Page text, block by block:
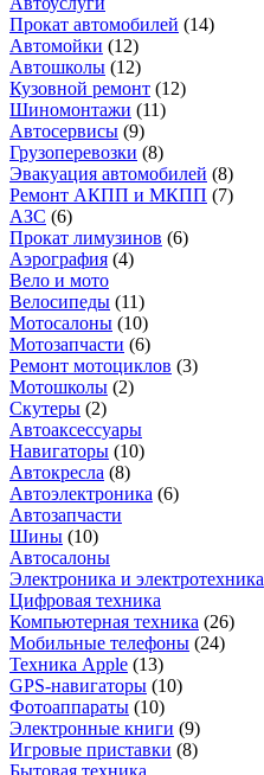
Прокат автомобилей (14)
Автомойки (12)
Автошколы (12)
Кузовной ремонт (12)
Шиномонтажи (11)
Автосервисы (9)
Грузоперевозки (8)
Эвакуация автомобилей (8)
Ремонт АКПП и МКПП (7)
АЗС (6)
Прокат лимузинов (6)
Аэрография (4)
Вело и мото
Велосипеды (11)
Мотосалоны (10)
Мотозапчасти (6)
Ремонт мотоциклов (3)
Мотошколы (2)
Скутеры (2)
Автоаксессуары
Навигаторы (10)
Автокресла (8)
Автоэлектроника (6)
Автозапчасти
Шины (10)
Автосалоны
Электроника и электротехника
Цифровая техника
Компьютерная техника (26)
Мобильные телефоны (24)
Техника Apple (13)
GPS-навигаторы (10)
Фотоаппараты (10)
Электронные книги (9)
Игровые приставки (8)